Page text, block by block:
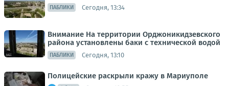
ПАБЛИКИ Сегодня, 13:34
Внимание На территории Орджоникидзевского
района установлены баки с технической водой
ПАБЛИКИ Сегодня, 13:10
Полицейские раскрыли кражу в Мариуполе